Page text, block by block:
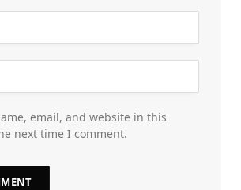
email, and website in this
next time I comment.